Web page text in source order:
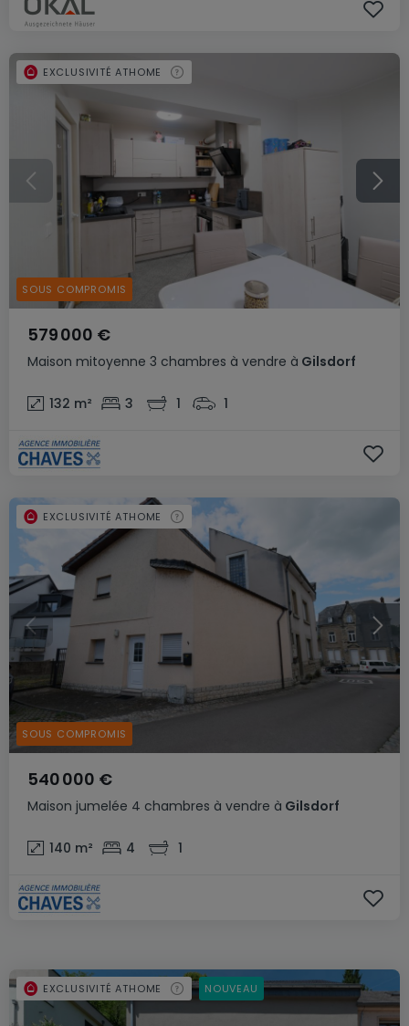
Maison mitoyenne 3 chambres à vendre à Gilsdorf
579 000 €
132 m² 3 1 1
EXCLUSIVITÉ ATHOME
SOUS COMPROMIS
Maison jumelée 4 chambres à vendre à Gilsdorf
540 000 €
140 m² 4 1
EXCLUSIVITÉ ATHOME
SOUS COMPROMIS
EXCLUSIVITÉ ATHOME NOUVEAU